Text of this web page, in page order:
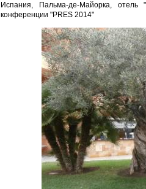
Испания, Пальма-де-Майорка,
конференции "PRES 2014"